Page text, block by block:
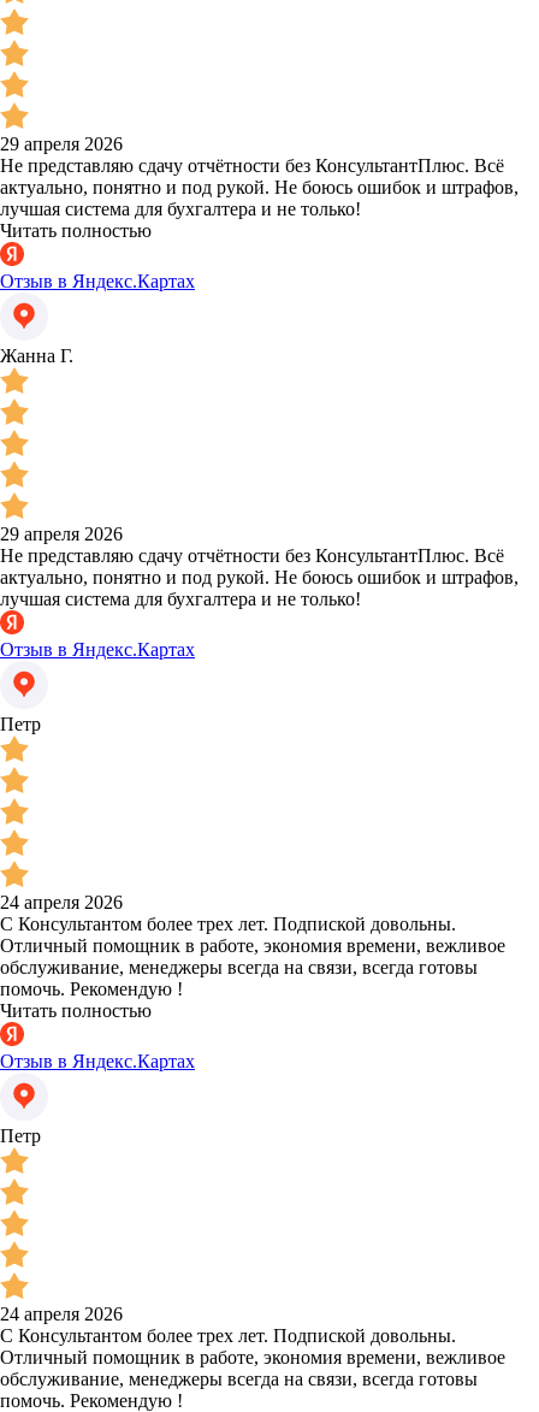
29 апреля 2026
Не представляю сдачу отчётности без КонсультантПлюс. Всё
актуально, понятно и под рукой. Не боюсь ошибок и штрафов,
лучшая система для бухгалтера и не только!
Читать полностью
Отзыв в Яндекс.Картах
Жанна Г.
29 апреля 2026
Не представляю сдачу отчётности без КонсультантПлюс. Всё
актуально, понятно и под рукой. Не боюсь ошибок и штрафов,
лучшая система для бухгалтера и не только!
Отзыв в Яндекс.Картах
Петр
24 апреля 2026
С Консультантом более трех лет. Подпиской довольны.
Отличный помощник в работе, экономия времени, вежливое
обслуживание, менеджеры всегда на связи, всегда готовы
помочь. Рекомендую !
Читать полностью
Отзыв в Яндекс.Картах
Петр
24 апреля 2026
С Консультантом более трех лет. Подпиской довольны.
Отличный помощник в работе, экономия времени, вежливое
обслуживание, менеджеры всегда на связи, всегда готовы
помочь. Рекомендую !